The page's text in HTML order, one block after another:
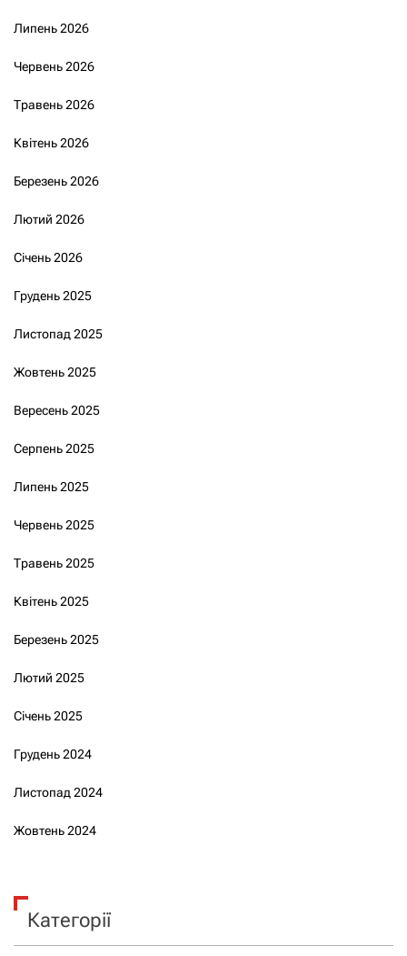
Липень 2026
Червень 2026
Травень 2026
Квітень 2026
Березень 2026
Лютий 2026
Січень 2026
Грудень 2025
Листопад 2025
Жовтень 2025
Вересень 2025
Серпень 2025
Липень 2025
Червень 2025
Травень 2025
Квітень 2025
Березень 2025
Лютий 2025
Січень 2025
Грудень 2024
Листопад 2024
Жовтень 2024
Категорії